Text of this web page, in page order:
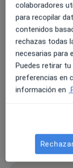
Geriátrica
Terapias
Rehabilitación
Principales
Tendinitis del
Dolor crónico
Síndrome del
Adultos
colaboradores
para recopilar
contenidos
rechazas todas
necesarias para
Puedes retirar
preferencias en
información en